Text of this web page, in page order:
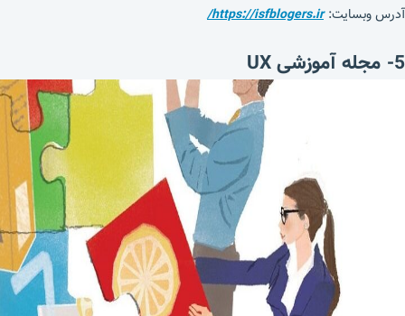
آدرس وبسایت:https://isfblogers.ir/
5- مجله آموزشی UX